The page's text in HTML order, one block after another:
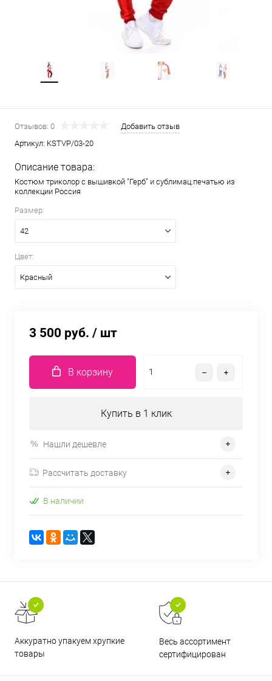
Отзывов: 0
Добавить отзыв
Артикул: KSTVP/03-20
Описание товара:
Костюм триколор с вышивкой "Герб" и сублимац.печатью из
коллекции Россия
Размер:
42
Цвет:
Красный
3 500 руб. / шт
В корзину
Купить в 1 клик
Нашли дешевле
Рассчитать доставку
В наличии
Аккуратно упакуем хрупкие
товары
Весь ассортимент
сертифицирован